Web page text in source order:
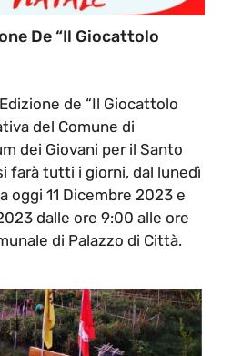
De “Il Giocattolo
de “Il Giocattolo
del Comune di
dei Giovani per il Santo
farà tutti i giorni, dal lunedì
oggi 11 Dicembre 2023 e
dalle ore 9:00 alle ore
di Palazzo di Città.